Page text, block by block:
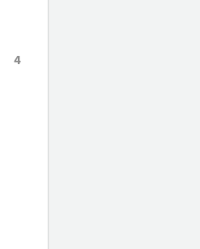
4